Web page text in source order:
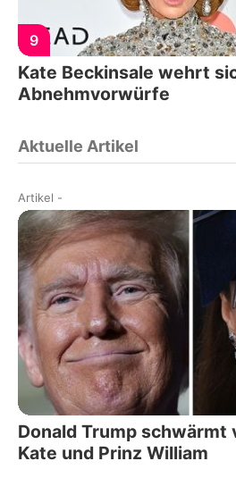
9
Kate Beckinsale wehrt
Abnehmvorwürfe
Aktuelle Artikel
Artikel -
Donald Trump schwärmt
Kate und Prinz William